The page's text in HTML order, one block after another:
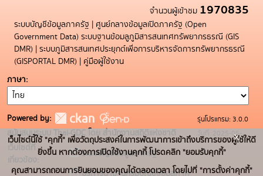
จำนวนผู้เข้าชม 1970835
ระบบบัญชีข้อมูลภาครัฐ | ศูนย์กลางข้อมูลเปิดภาครัฐ (Open
Government Data) ระบบฐานข้อมลูภูมิสารสนเทศทรัพยากรธรณี (GIS
DMR) | ระบบภูมิสารสนเทศประยุกต์เพื่อการบริหารจัดการทรัพยากรธรณี
(GISPORTAL DMR) | คู่มือผู้ใช้งาน
ภาษา
Powered by:
สนับสนุนระบบ Thai-GDC โดย สำนักงานสถิติแห่งชาติ
เว็บไซต์ที่
เกี่ยวข้อง:
ระบบบัญชีข้อมูลภาครัฐ
บริการนามานุกรมบัญชีข้อมูลภาค
รุ่นโปรแกรม: 3.0.0
วันที่: 2025-05-
19
เว็บไซต์นี้ใช้ "คุกกี้" เพื่อวัตถุประสงค์ในการพัฒนาการเข้าถึงบริการของผู้ใช้ให้ดี
ยิ่งขึ้น หากต้องการเปิดใช้งานคุกกี้ โปรดคลิก "ยอมรับคุกกี้"
คุณสามารถถอนการยินยอมของคุณได้ตลอดเวลา โดยไปที่ "การตั้งค่าคุกกี้"
x